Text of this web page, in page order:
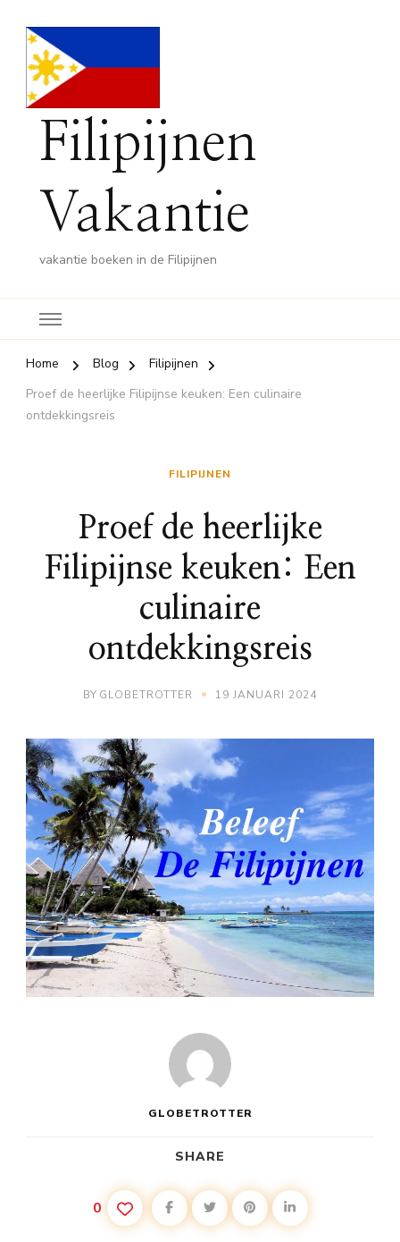
Filipijnen
Vakantie
vakantie boeken in de Filipijnen
Home Blog
Filipijnen
Proef de heerlijke Filipijnse keuken: Een culinaire
ontdekkingsreis
FILIPIJNEN
Proef de heerlijke
Filipijnse keuken: Een
culinaire
ontdekkingsreis
BY GLOBETROTTER 19 JANUARI 2024
GLOBETROTTER
SHARE
0